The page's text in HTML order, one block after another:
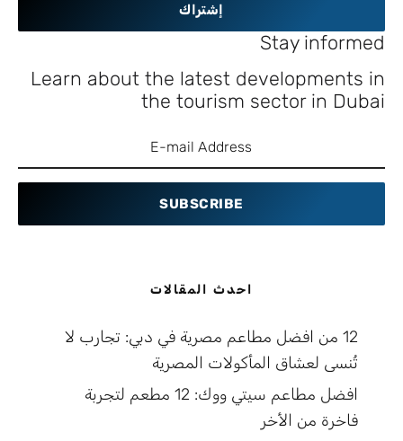
إشتراك
Stay informed
Learn about the latest developments in
the tourism sector in Dubai
SUBSCRIBE
احدث المقالات
12 من افضل مطاعم مصرية في دبي: تجارب لا
تُنسى لعشاق المأكولات المصرية
افضل مطاعم سيتي ووك: 12 مطعم لتجربة
فاخرة من الأخر